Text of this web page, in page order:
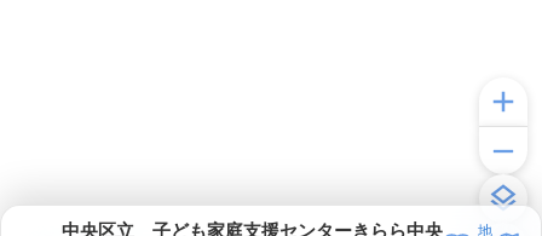
中央区立 子ども家庭支援センターきらら中央
地